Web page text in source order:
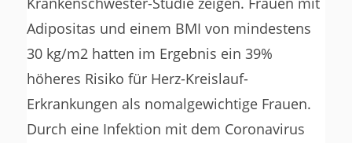
Adipositas und einem BMI von mindestens
30 kg/m2 hatten im Ergebnis ein 39%
höheres Risiko für Herz-Kreislauf-
Erkrankungen als nomalgewichtige Frauen.
Durch eine Infektion mit dem Coronavirus